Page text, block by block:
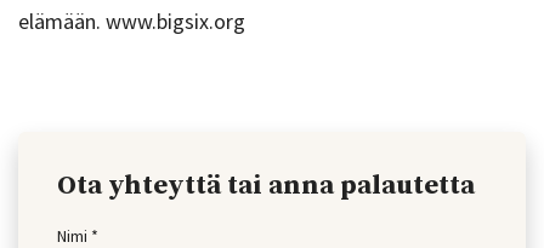
elämään. www.bigsix.org
Ota yhteyttä tai anna palautetta
Nimi *